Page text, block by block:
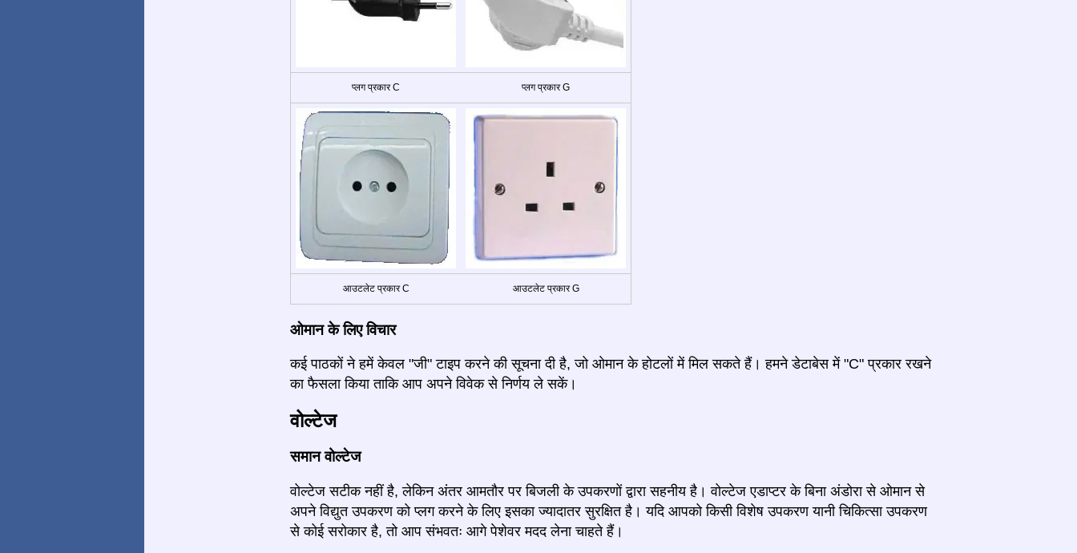
प्लग प्रकार C प्लग प्रकार G
आउटलेट प्रकार C आउटलेट प्रकार G
ओमान के लिए विचार
कई पाठकों ने हमें केवल "जी" टाइप करने की सूचना दी है, जो ओमान के होटलों में मिल सकते हैं। हमने डेटाबेस में "C" प्रकार रखने
का फैसला किया ताकि आप अपने विवेक से निर्णय ले सकें।
वोल्टेज
समान वोल्टेज
वोल्टेज सटीक नहीं है, लेकिन अंतर आमतौर पर बिजली के उपकरणों द्वारा सहनीय है। वोल्टेज एडाप्टर के बिना अंडोरा से ओमान से
अपने विद्युत उपकरण को प्लग करने के लिए इसका ज्यादातर सुरक्षित है। यदि आपको किसी विशेष उपकरण यानी चिकित्सा उपकरण
से कोई सरोकार है, तो आप संभवतः आगे पेशेवर मदद लेना चाहते हैं।